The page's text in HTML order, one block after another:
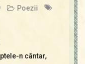
Poezii
n cântar,